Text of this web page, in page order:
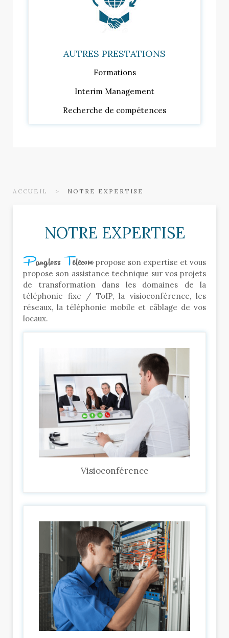
AUTRES PRESTATIONS
Formations
Interim Management
Recherche de compétences
ACCUEIL NOTRE EXPERTISE
NOTRE EXPERTISE
Pangloss Telecom propose son expertise et vous
propose son assistance technique sur vos projets
de transformation dans les domaines de la
téléphonie fixe / ToIP, la visioconférence, les
réseaux, la téléphonie mobile et câblage de vos
locaux.
Visioconférence